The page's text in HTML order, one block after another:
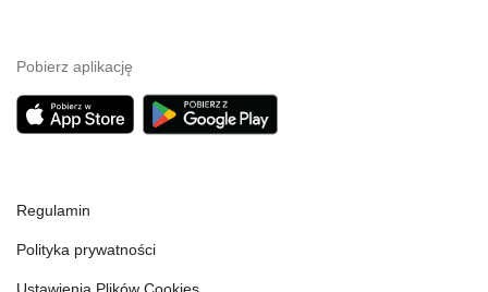
Pobierz aplikację
Regulamin
Polityka prywatności